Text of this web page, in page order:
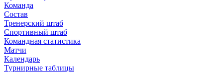
Команда
Состав
Тренерский штаб
Спортивный штаб
Командная статистика
Матчи
Календарь
Турнирные таблицы